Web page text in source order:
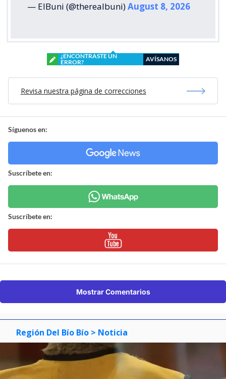
— ElBuni (@therealbuni)August 8, 2026
¿ENCONTRASTE UN
ERROR?
AVÍSANOS
Revisa nuestra página de correcciones
Síguenos en:
Suscríbete en:
Suscríbete en:
Mostrar Comentarios
Región Del Bío Bío > Noticia